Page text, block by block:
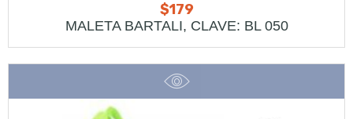
$179
MALETA BARTALI, CLAVE: BL 050